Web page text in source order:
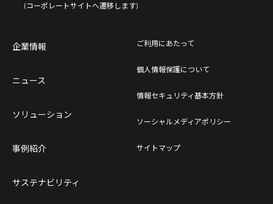
(コーポレートサイトへ遷移します)
企業情報
ニュース
ソリューション
事例紹介
サステナビリティ
ご利用にあたって
個人情報保護について
情報セキュリティ基本方針
ソーシャルメディアポリシー
サイトマップ